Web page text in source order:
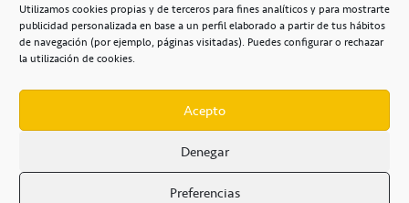
Utilizamos cookies propias y de terceros para fines analíticos y para mostrarte
publicidad personalizada en base a un perfil elaborado a partir de tus hábitos
de navegación (por ejemplo, páginas visitadas). Puedes configurar o rechazar
la utilización de cookies.
Acepto
Denegar
Preferencias
secretaria@cbcanarias.es
+34 922 253 684
Casa del Deporte / 38108 – La Laguna
POLÍTICA DE PRIVACIDAD / POLÍTICA DE COOKIES /
AVISO LEGAL / CONDICIONES